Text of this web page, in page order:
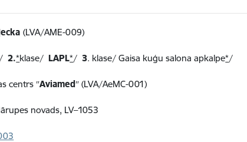
(LVA/AME-009)
2.*klase/LAPL*/3. klase/ Gaisa kuģu salona apkalpe*/
centrs ″Aviamed″ (LVA/AeMC-001)
novads, LV–1053